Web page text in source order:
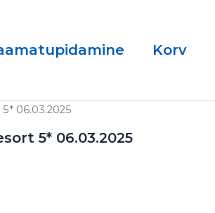
Korv
06.03.2025
5* 06.03.2025